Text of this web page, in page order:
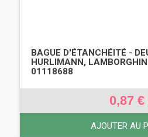
BAGUE D'ÉTANCHÉITÉ -
HURLIMANN,
01118688
0,87 €
AJOUTER AU